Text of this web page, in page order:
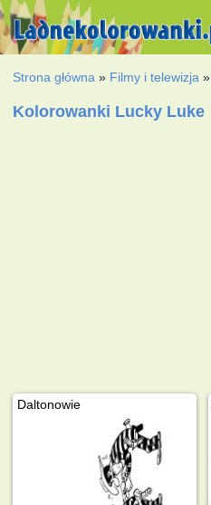
Strona główna » Filmy i telewizja »
Kolorowanki Lucky Luke
Daltonowie